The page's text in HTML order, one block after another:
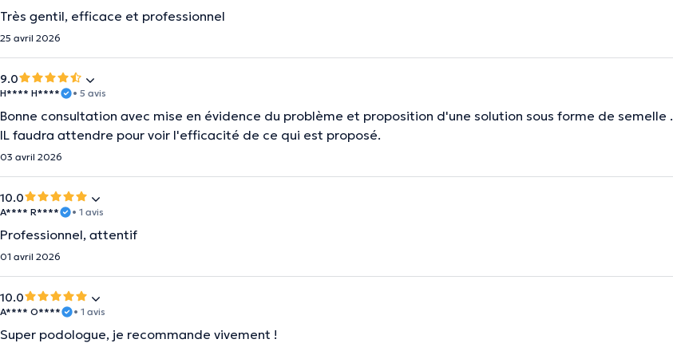
Très gentil, efficace et professionnel
25 avril 2026
9.0
H**** H**** • 5 avis
Bonne consultation avec mise en évidence du problème et proposition d'une solution sous forme de semelle .
IL faudra attendre pour voir l'efficacité de ce qui est proposé.
03 avril 2026
10.0
A**** R**** • 1 avis
Professionnel, attentif
01 avril 2026
10.0
A**** O**** • 1 avis
Super podologue, je recommande vivement !